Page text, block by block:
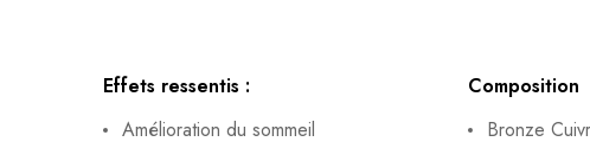
Effets ressentis :
Amélioration du sommeil
Composition
Bronze